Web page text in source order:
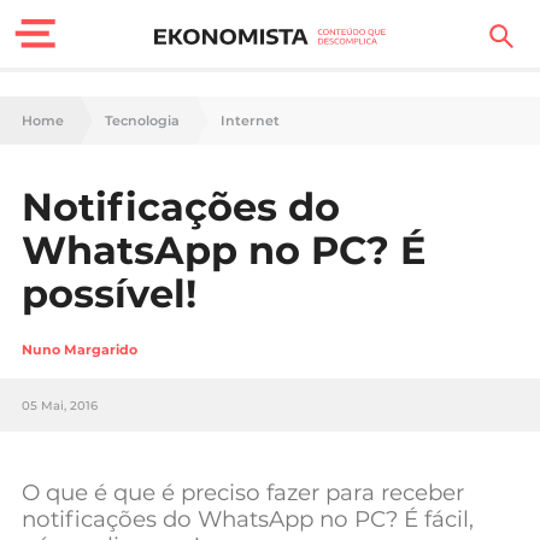
Finanças Pessoais
Carreira
Casa
Lifestyle
Sociedade
Negócios
Home Tecnologia Internet
Notificações do
WhatsApp no PC? É
possível!
Nuno Margarido
05 Mai, 2016
O que é que é preciso fazer para receber
notificações do WhatsApp no PC? É fácil,